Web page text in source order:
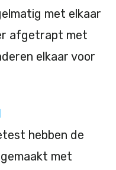
met elkaar
afgetrapt met
elkaar voor
hebben de
met